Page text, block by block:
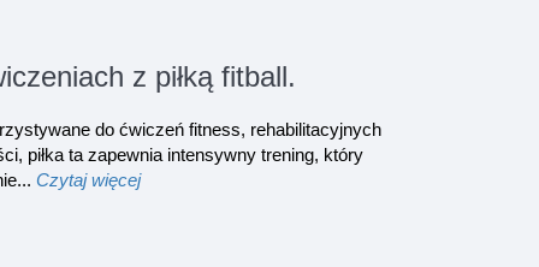
z piłką fitball.
do ćwiczeń fitness, rehabilitacyjnych
piłka ta zapewnia intensywny trening, który
Czytaj więcej